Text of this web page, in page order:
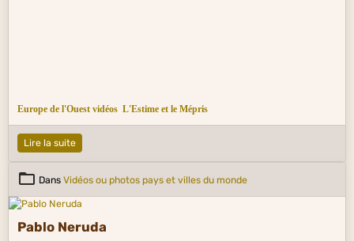
Europe de l'Ouest vidéos L'Estime et le Mépris
Lire la suite
Dans Vidéos ou photos pays et villes du monde
Pablo Neruda